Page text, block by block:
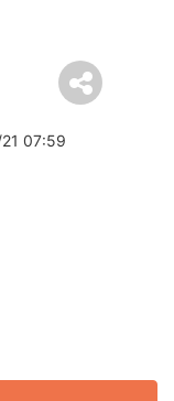
07:59